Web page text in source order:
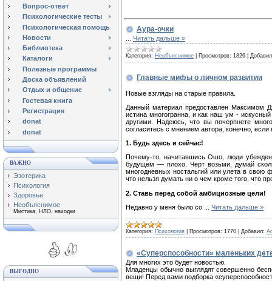
Вопрос-ответ
Психологические тесты
Психологическая помощь
Новости
Библиотека
Каталоги
Полезные программы
Доска объявлений
Отдых и общение
Гостевая книга
Регистрация
donat
donat
ВАЖНО
Эзотерика
Психология
Здоровье
Необъяснимое
Мистика, НЛО, находки
ВЫГОДНО
Аура-очки
Читать дальше »
Категория: Необъяснимое Просмотров: 1826
Главные мифы о личном развитии
Новые взгляды на старые правила.
Данный материал предоставлен Максимом
истина многогранна, и как наш ум -
другими. Надеюсь, что вы почерпнете
согласитесь с мнением автора, конечно,
1. Будь здесь и сейчас!
Почему-то, начитавшись Ошо, люди
будущем — плохо. Черт возьми, думай
многодневных ностальгий или улета в свою
что нельзя думать ни о чем кроме того, что
2. Ставь перед собой амбициозные цели!
Недавно у меня было со
Читать дальше »
Категория: Психология Просмотров: 1770 Добавил:
«Cуперспособности» маленьких
Для многих это будет новостью.
Младенцы обычно выглядят совершенно
вещи! Перед вами подборка